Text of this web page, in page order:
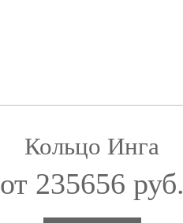
Кольцо Инга
от 235656 руб.